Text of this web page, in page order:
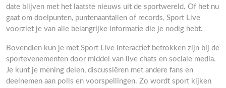
date blijven met het laatste nieuws uit de sportwereld. Of het nu
gaat om doelpunten, puntenaantallen of records, Sport Live
voorziet je van alle belangrijke informatie die je nodig hebt.
Bovendien kun je met Sport Live interactief betrokken zijn bij de
sportevenementen door middel van live chats en sociale media.
Je kunt je mening delen, discussiëren met andere fans en
deelnemen aan polls en voorspellingen. Zo wordt sport kijken